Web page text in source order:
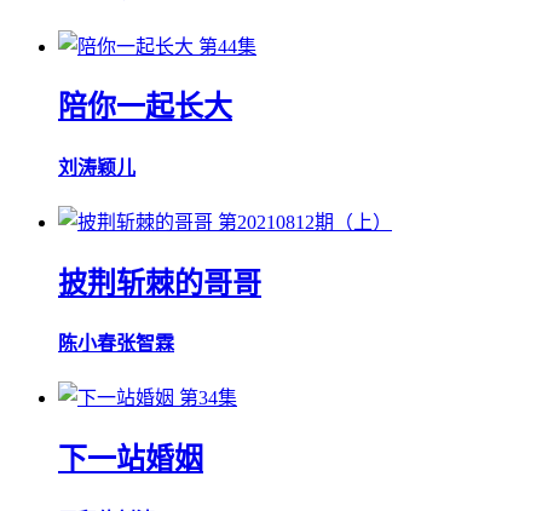
第44集
陪你一起长大
刘涛颖儿
第20210812期（上）
披荆斩棘的哥哥
陈小春张智霖
第34集
下一站婚姻